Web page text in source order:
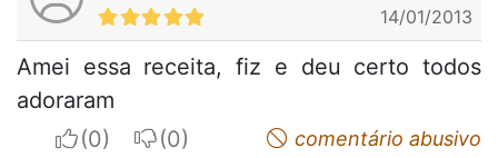
14/01/2013
Amei essa receita, fiz e deu certo todos
adoraram
I apreciateI do not appreciatecomentário abusivo